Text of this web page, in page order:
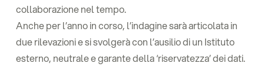
collaborazione nel tempo.
Anche per l’anno in corso, l’indagine sarà articolata in
due rilevazioni e si svolgerà con l’ausilio di un Istituto
esterno, neutrale e garante della ‘riservatezza’ dei dati.